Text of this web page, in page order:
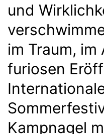
und
im Traum, im
furiosen
Kampnagel